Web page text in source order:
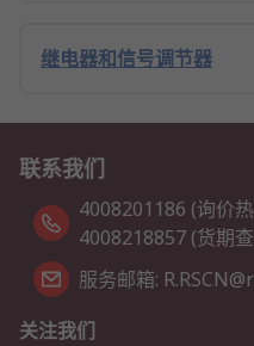
继电器和信号调节器
联系我们
4008201186 (询价
4008218857 (货期
服务邮箱:
关注我们